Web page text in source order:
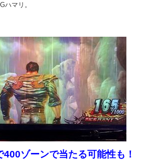
ハマリ。
400ゾーンで当たる可能性も！